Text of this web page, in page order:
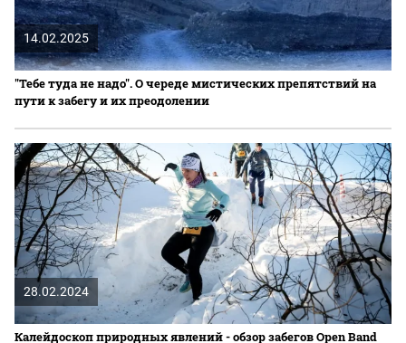
14.02.2025
"Тебе туда не надо". О череде мистических препятствий на
пути к забегу и их преодолении
28.02.2024
Калейдоскоп природных явлений - обзор забегов Open Band